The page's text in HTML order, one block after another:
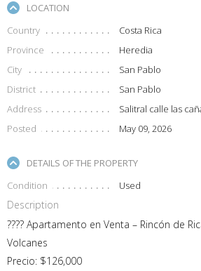
LOCATION
Country
Costa Rica
Province
Heredia
City
San Pablo
District
San Pablo
Address
Salitral calle las
Posted
May 09, 2026
DETAILS OF THE PROPERTY
Condition
Used
Description
???? Apartamento en Venta – Rincón de
Volcanes
Precio: $126,000